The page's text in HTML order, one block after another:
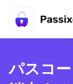
パスコ